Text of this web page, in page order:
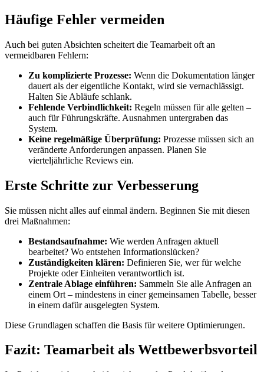
Häufige Fehler vermeiden
Auch bei guten Absichten scheitert die Teamarbeit oft an
vermeidbaren Fehlern:
Zu komplizierte Prozesse: Wenn die Dokumentation länger
dauert als der eigentliche Kontakt, wird sie vernachlässigt.
Halten Sie Abläufe schlank.
Fehlende Verbindlichkeit: Regeln müssen für alle gelten –
auch für Führungskräfte. Ausnahmen untergraben das
System.
Keine regelmäßige Überprüfung: Prozesse müssen sich an
veränderte Anforderungen anpassen. Planen Sie
vierteljährliche Reviews ein.
Erste Schritte zur Verbesserung
Sie müssen nicht alles auf einmal ändern. Beginnen Sie mit diesen
drei Maßnahmen:
Bestandsaufnahme: Wie werden Anfragen aktuell
bearbeitet? Wo entstehen Informationslücken?
Zuständigkeiten klären: Definieren Sie, wer für welche
Projekte oder Einheiten verantwortlich ist.
Zentrale Ablage einführen: Sammeln Sie alle Anfragen an
einem Ort – mindestens in einer gemeinsamen Tabelle, besser
in einem dafür ausgelegten System.
Diese Grundlagen schaffen die Basis für weitere Optimierungen.
Fazit: Teamarbeit als Wettbewerbsvorteil